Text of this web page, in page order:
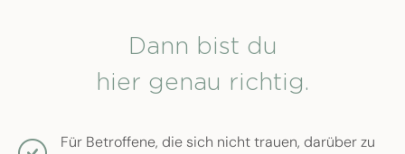
Dann bist du
hier genau richtig.
Für Betroffene, die sich nicht trauen, darüber zu